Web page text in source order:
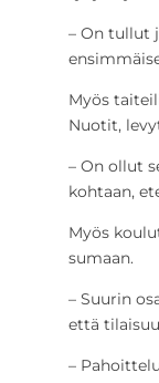
– On tullut
Myös
Nuotit,
– On ollut
kohtaan,
Myös
sumaan.
– Suurin
että
–